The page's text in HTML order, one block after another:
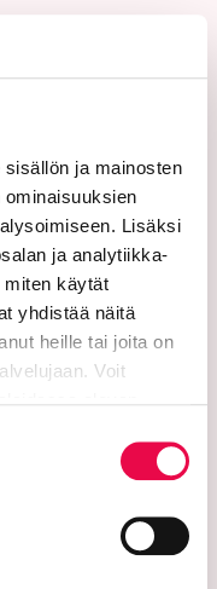
ja mainosten
Lisäksi
ja analytiikka-
miten käytät
yhdistää näitä
heille tai joita on
Voit
sähköpostissa.
ja Riihimäen Vesi